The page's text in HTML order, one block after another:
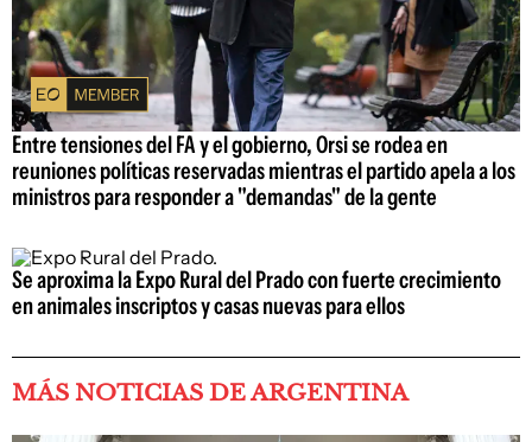
Entre tensiones del FA y el gobierno, Orsi se rodea en
reuniones políticas reservadas mientras el partido apela a los
ministros para responder a "demandas" de la gente
Se aproxima la Expo Rural del Prado con fuerte crecimiento
en animales inscriptos y casas nuevas para ellos
MÁS NOTICIAS DE ARGENTINA